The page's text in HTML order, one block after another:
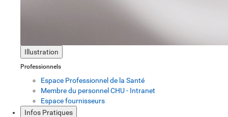
Illustration
Professionnels
Espace Professionnel de la Santé
Membre du personnel CHU - Intranet
Espace fournisseurs
Infos Pratiques